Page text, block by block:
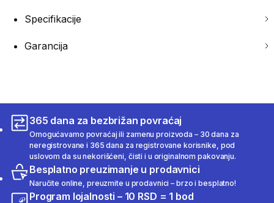
Specifikacije
Garancija
365 dana za bezbrižan povraćaj
Omogućavamo povraćaj ili zamenu proizvoda – 30 dana za
neregistrovane i 365 dana za registrovane korisnike, pod
uslovom da su nekorišćeni, čisti i u originalnom pakovanju.
Besplatno preuzimanje u prodavnici
Naručite online, preuzmite u prodavnici – brzo i besplatno!
Program lojalnosti – 10 RSD = 1 bod